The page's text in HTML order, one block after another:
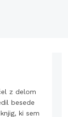
z delom
besede
ki sem